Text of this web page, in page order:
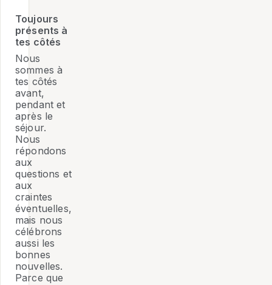
Toujours
présents à
tes côtés
Nous
sommes à
tes côtés
avant,
pendant et
après le
séjour.
Nous
répondons
aux
questions et
aux
craintes
éventuelles,
mais nous
célébrons
aussi les
bonnes
nouvelles.
Parce que